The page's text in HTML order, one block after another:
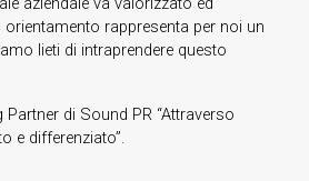
rappresenta per noi un
lieti di intraprendere questo
di Sound PR “Attraverso
e differenziato”.